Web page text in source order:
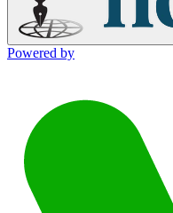
Powered by